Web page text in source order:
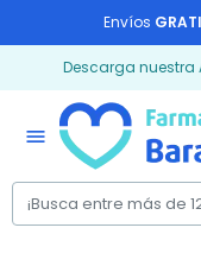
Envíos
Descarga nuestra
menu